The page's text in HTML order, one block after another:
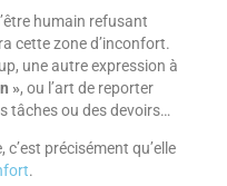
humain refusant
cette zone d’inconfort.
une autre expression à
», ou l’art de reporter
tâches ou des devoirs…
précisément qu’elle
.